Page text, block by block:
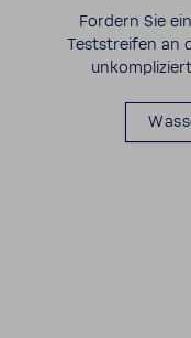
Fordern Sie
Teststreifen an